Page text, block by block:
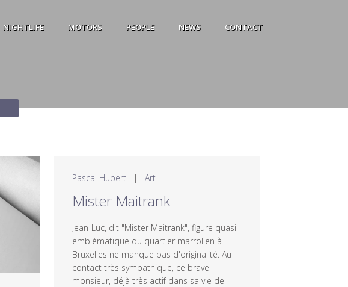
NIGHTLIFE MOTORS PEOPLE NEWS CONTACT
Pascal Hubert | Art
Mister Maitrank
Jean-Luc, dit "Mister Maitrank", figure quasi
emblématique du quartier marrolien à
Bruxelles ne manque pas d'originalité. Au
contact très sympathique, ce brave
monsieur, déjà très actif dans sa vie de